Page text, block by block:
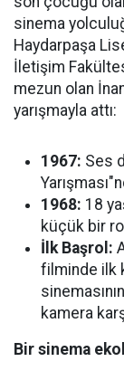
sinema
Haydarpaşa
İletişim
mezun olan
yarışmayla attı:
1967: Ses
1968: 18
küçük bir
İlk Başrol:
filminde ilk
kamera
Bir sinema